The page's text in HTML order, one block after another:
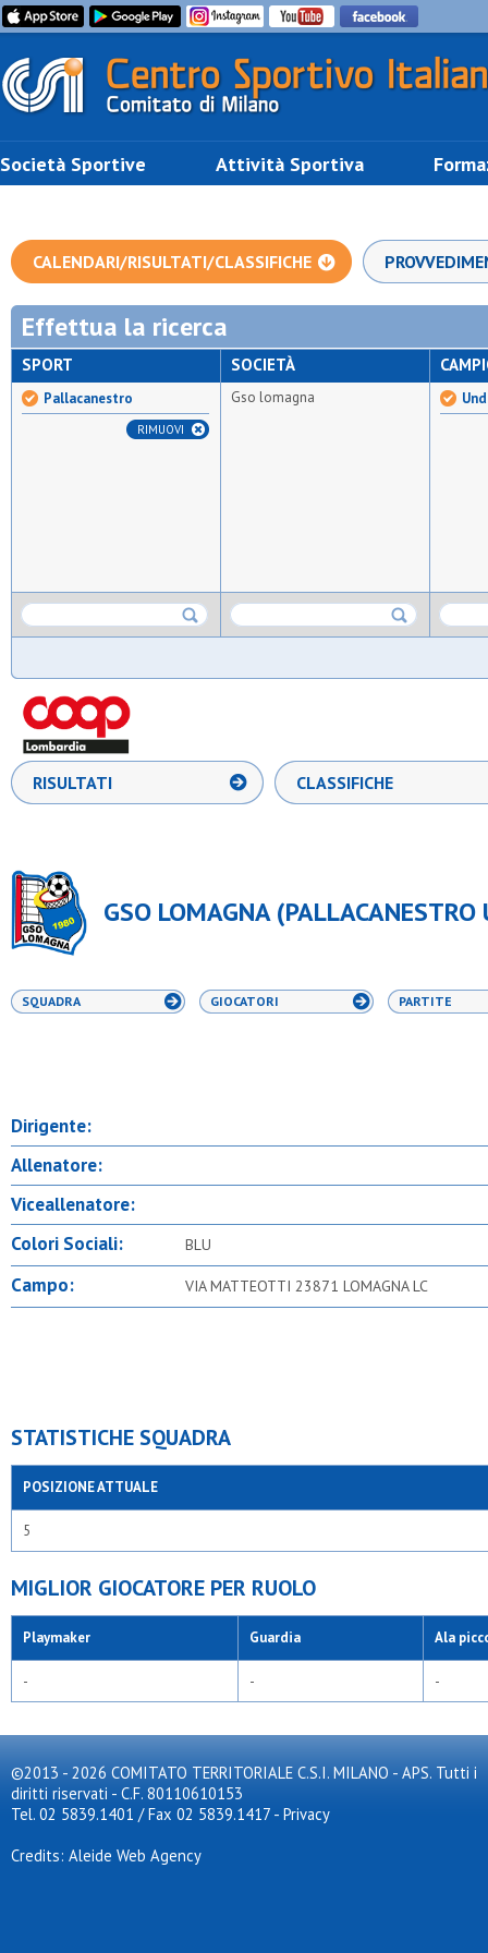
Società Sportive Attività Sportiva
CALENDARI/RISULTATI/CLASSIFICHE
Effettua la ricerca
SPORT
Pallacanestro
RIMUOVI
SOCIETÀ
Gso lomagna
RISULTATI CLASSIFICHE
GSO LOMAGNA
SQUADRA GIOCATORI PARTITE
Dirigente:
Allenatore:
Viceallenatore:
Colori Sociali:
BLU
Campo: VIA MATTEOTTI 23871 LOMAGNA LC
STATISTICHE SQUADRA
POSIZIONE ATTUALE
5
MIGLIOR GIOCATORE PER RUOLO
Playmaker Guardia Ala
- - -
©2013 - 2026 COMITATO TERRITORIALE C.S.I. MILANO - APS. Tutti i
diritti riservati - C.F. 80110610153
Tel. 02 5839.1401 / Fax 02 5839.1417 - Privacy
Credits: Aleide Web Agency